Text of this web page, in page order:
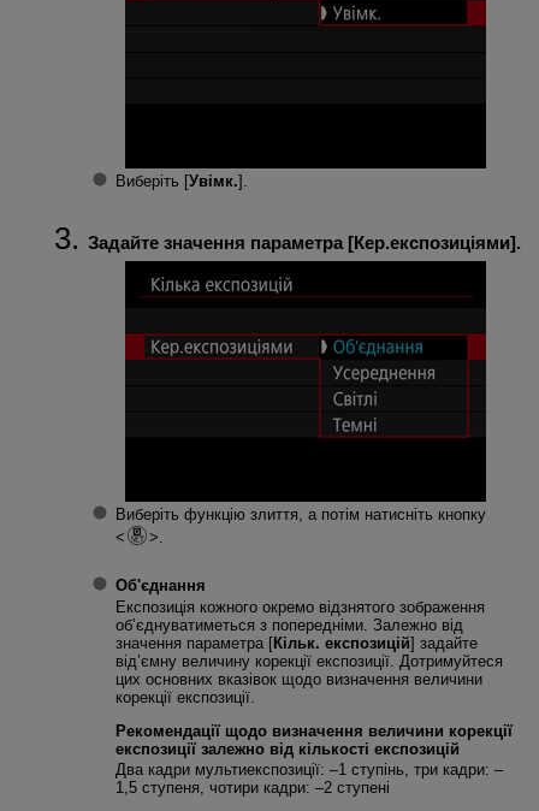
Виберіть [Увімк.].
Задайте значення параметра [Кер.експозиціями].
Виберіть функцію злиття, а потім натисніть кнопку
Об'єднання
Експозиція кожного окремо відзнятого зображення
об’єднуватиметься з попередніми. Залежно від
значення параметра [Кільк. експозицій] задайте
від’ємну величину корекції експозиції. Дотримуйтеся
цих основних вказівок щодо визначення величини
корекції експозиції.
Рекомендації щодо визначення величини корекції
експозиції залежно від кількості експозицій
Два кадри мультиекспозиції: –1 ступінь, три кадри: –
1,5 ступеня, чотири кадри: –2 ступені